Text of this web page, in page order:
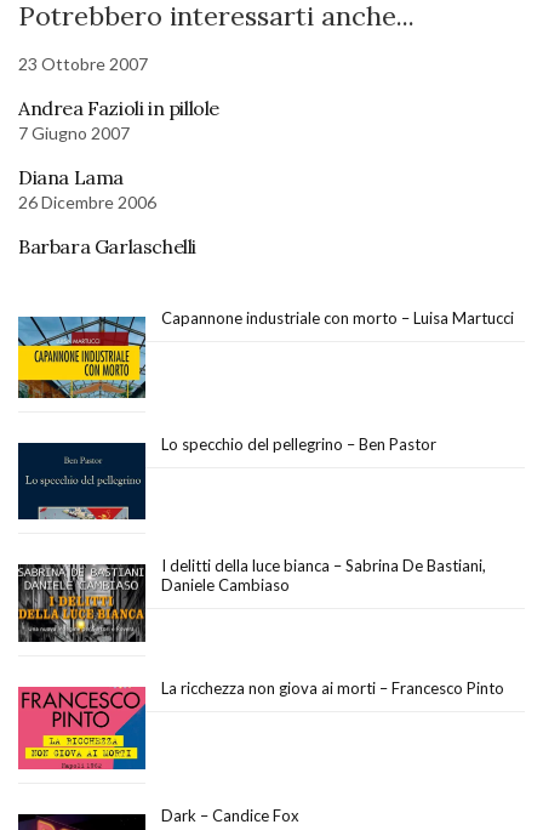
Potrebbero interessarti anche...
23 Ottobre 2007
Andrea Fazioli in pillole
7 Giugno 2007
Diana Lama
26 Dicembre 2006
Barbara Garlaschelli
Capannone industriale con morto – Luisa Martucci
Lo specchio del pellegrino – Ben Pastor
I delitti della luce bianca – Sabrina De Bastiani,
Daniele Cambiaso
La ricchezza non giova ai morti – Francesco Pinto
Dark – Candice Fox